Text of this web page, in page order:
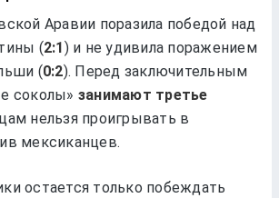
Аравии поразила победой над
(2:1 ) и не удивила поражением
(0:2). Перед заключительным
соколы» занимают третье
нельзя проигрывать в
мексиканцев.
остается только побеждать